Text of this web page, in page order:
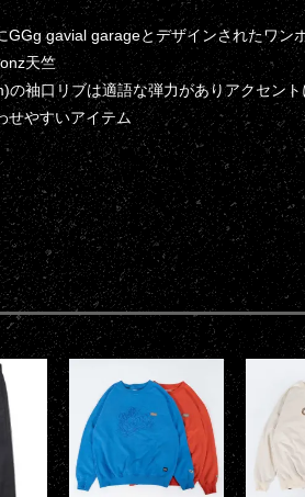
gavial garageとデザインされたワン
天竺
袖口リブは適語な弾力がありアクセント
やすいアイテム